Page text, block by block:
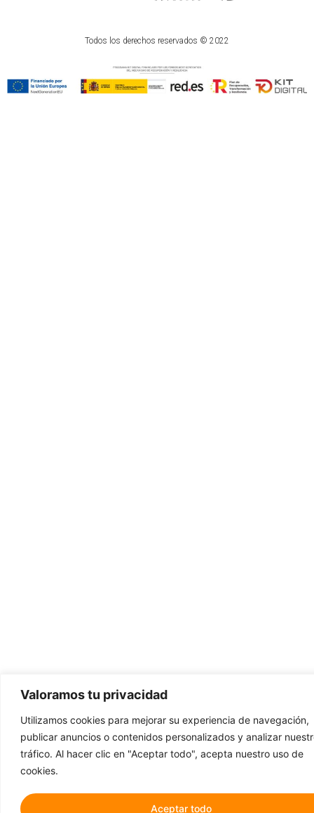
Valoramos tu privacidad
Utilizamos cookies para mejorar su experiencia de navegación,
publicar anuncios o contenidos personalizados y analizar
tráfico. Al hacer clic en "Aceptar todo", acepta nuestro uso de
cookies.
Aceptar todo
Todos los derechos reservados © 2022